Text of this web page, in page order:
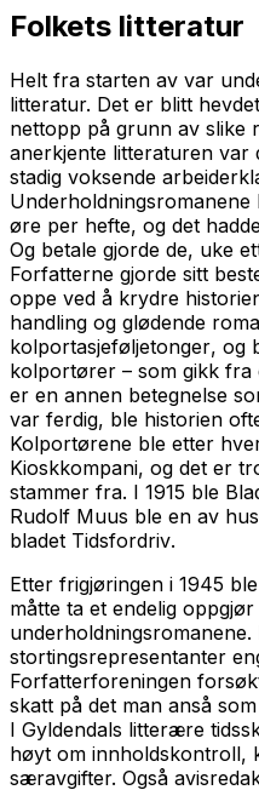
Folkets litteratur
Helt fra starten av var
litteratur. Det er blitt
nettopp på grunn av slike
anerkjente litteraturen var
stadig voksende
Underholdningsromanene
øre per hefte, og det
Og betale gjorde de, uke
Forfatterne gjorde sitt
oppe ved å krydre
handling og glødende
kolportasjeføljetonger, og
kolportører – som gikk
er en annen betegnelse
var ferdig, ble historien
Kolportørene ble etter
Kioskkompani, og det er
stammer fra. I 1915 ble
Rudolf Muus ble en av
bladet Tidsfordriv.
Etter frigjøringen i 1945
måtte ta et endelig oppgjør
stortingsrepresentanter
Forfatterforeningen
skatt på det man anså
I Gyldendals litterære
høyt om innholdskontroll,
særavgifter. Også